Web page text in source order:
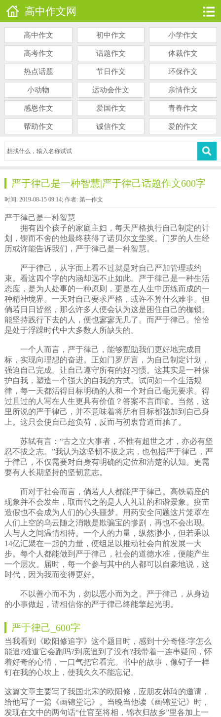
高中作文网
高中作文 初中作文 小学作文
高考作文 话题作文 体裁作文
热点话题 节日作文 环保作文
小动物 运动会作文 亲情作文
感恩作文 爱国作文 青春作文
帮助作文 诚信作文 爱的作文
严于律己是一种智慧|严于律己话题作文600字
时间: 2019-08-15 09:14; 作者: 第一作文
严于律己是一种智慧
拥有四个孩子的家庭主妇，每天严格执行自己制定的计
划，锲而不舍的他最终获得了诺贝尔文学奖。门罗的人生经
历或许能告诉我们，严于律己是一种智慧。
严于律己，从字面上看不过就是对自己严加管理或约
束。看这四个字的内涵却远不止如此。严于律己是一种生活
态度，是为人处事的一种原则，更是在人生中历练而成的一
种精神境界。一天对自己要求严格，或许不算什么难事。但
倘若日日皆然，那么许多人便会认为这是困住自己的枷锁。
能坚持践行下去的人，便也寥寥无几了。而严于律己。恰恰
是处于浮躁时代中大多数人所缺失的。
一个人而言，严于律己，能够帮助我们更好地完成目
标，实现向理想的奋进。正如门罗所言，为自己制定计划，
强迫自己完成。让自己遵守所有的好习惯。这其实是一种保
护自我，塑造一个强大的自我的方式。试问如一个生活规
律，每一天都活得目标明确的人和一个对自己毫无要求。得
过且过的人写在人生更具有价值？答案不言而喻。当然，这
里所说的严于律己，并不意味着将所有目标都强加到自己身
上。这只会使自己超负荷，反而与初衷背道而驰了。
苏轼有言：“古之立大事者，不惟有超世之才，亦必有坚
忍不拔之志。”我认为这坚韧不拔之志，也包括严于律己，严
于律己，不仅需要对自身有明确的定位和清楚的认知。更需
要有人长期坚持的坚韧意志。
而对于社会而言，倘若人人都能严于律己。高铁霸座的
现象并不会发生，取而代之的是人人礼让的和谐景象。疫苗
造假也不会成为人们的心头噩梦。用药安全问题这片笼罩在
人们上空的乌云随之消散是欺骗宝的惨剧，再也不会出现。
人与人之间温情相待。一个人的力量，纵然渺小，但若乘以
14亿汇聚在一起的力量，便组足以推动社会向前发展一大
步。每个人都能做到严于律己，社会的道德水准，便能产生
一个层次。届时，每一个参与其中的人都可以自豪地说，这
时代，因为我而变得更好。
不以善小而不为，勿以恶小而为之。严于律己，从身边
的小事做起，请相信你的严于律己终能擎起光明。
严于律己_600字
当我看到《欧阳修追字》这个题目时，感到十分奇怪:字怎么
能追?难道它会跑吗?到底追到了没有?我带着一连串疑问，怀
着好奇的心情，一口气把它看完。书中的故事，像钉子一样
钉在我的心坎上，使我久久不能忘记。
这篇文章主要写了我国北宋的欧阳修，应朋友韩琦的邀请，
给他写了一篇《画锦堂记》。当晚当他读《画锦堂记》时，
发现在文中的两句话“仕官至将相，锦衣归故乡”里各加上一